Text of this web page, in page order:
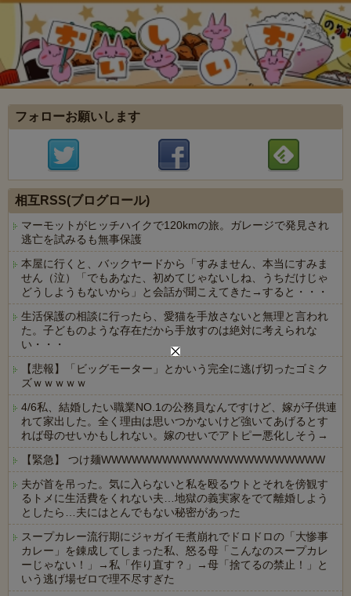
フォローお願いします
相互RSS(ブログロール)
マーモットがヒッチハイクで120kmの旅。ガレージで発見され
逃亡を試みるも無事保護
本屋に行くと、バックヤードから「すみません、本当にすみま
せん（泣）「でもあなた、初めてじゃないしね、うちだけじゃ
どうしようもないから」と会話が聞こえてきた→すると・・・
生活保護の相談に行ったら、愛猫を手放さないと無理と言われ
た。子どものような存在だから手放すのは絶対に考えられな
い・・・
【悲報】「ビッグモーター」とかいう完全に逃げ切ったゴミク
ズｗｗｗｗｗ
4/6私、結婚したい職業NO.1の公務員なんですけど、嫁が子供連
れて家出した。全く理由は思いつかないけど強いてあげるとす
れば母のせいかもしれない。嫁のせいでアトピー悪化しそう→
【緊急】 つけ麺WWWWWWWWWWWWWWWWWWWWWW
夫が首を吊った。気に入らないと私を殴るウトとそれを傍観す
るトメに生活費をくれない夫…地獄の義実家をでて離婚しよう
としたら…夫にはとんでもない秘密があった
スープカレー流行期にジャガイモ煮崩れでドロドロの「大惨事
カレー」を錬成してしまった私、怒る母「こんなのスープカレ
ーじゃない！」→私「作り直す？」→母「捨てるの禁止！」と
いう逃げ場ゼロで理不尽すぎた